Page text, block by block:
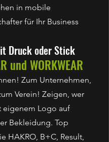
in mobile
für Ihr Business
Druck oder Stick
und WORKWEAR
Zum Unternehmen,
Verein! Zeigen, wer
eigenem Logo auf
Bekleidung. Top
HAKRO, B+C, Result,